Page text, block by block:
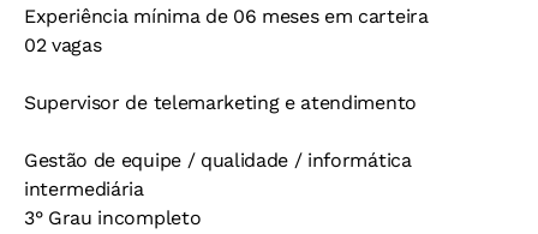
Experiência mínima de 06 meses em carteira
02 vagas
Supervisor de telemarketing e atendimento
Gestão de equipe / qualidade / informática
intermediária
3° Grau incompleto